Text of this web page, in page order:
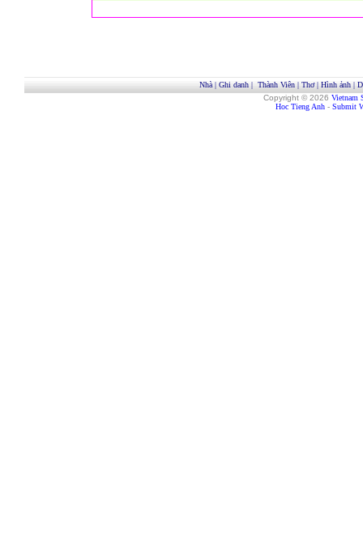
Nhà| Ghi danh| Thành Viên| Thơ| Hình ảnh|
Copyright © 2026 Vietnam
Hoc Tieng Anh - Submit